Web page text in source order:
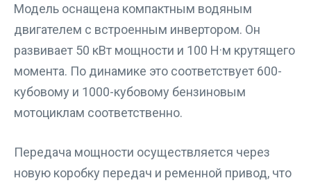
Модель оснащена компактным водяным
двигателем с встроенным инвертором. Он
развивает 50 кВт мощности и 100 Н·м крутящего
момента. По динамике это соответствует 600-
кубовому и 1000-кубовому бензиновым
мотоциклам соответственно.
Передача мощности осуществляется через
новую коробку передач и ременной привод, что